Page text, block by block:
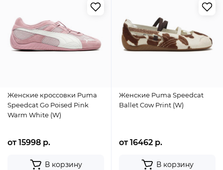
Женские кроссовки Puma
Speedcat Go Poised Pink
Warm White (W)
от 15998 р.
В корзину
Женские Puma Speedcat
Ballet Cow Print (W)
от 16462 р.
В корзину